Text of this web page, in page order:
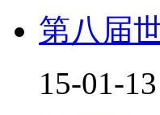
第八届
15-01-13